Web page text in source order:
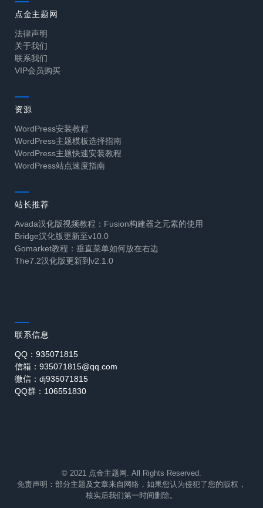
点金主题网
法律声明
关于我们
联系我们
VIP会员购买
资源
WordPress安装教程
WordPress主题模板选择指南
WordPress主题快速安装教程
WordPress站点速度指南
站长推荐
Avada汉化版视频教程：Fusion构建器之元素的使用
Bridge汉化版更新至v10.0
Gomarket教程：垂直菜单如何放在右边
The7.2汉化版更新到v2.1.0
联系信息
QQ：935071815
信箱：935071815@qq.com
微信：dj935071815
QQ群：106551830
© 2021 点金主题网. All Rights Reserved.
免责声明：部分主题及文章来自网络，如果您认为侵犯了您的版权，
核实后我们第一时间删除。